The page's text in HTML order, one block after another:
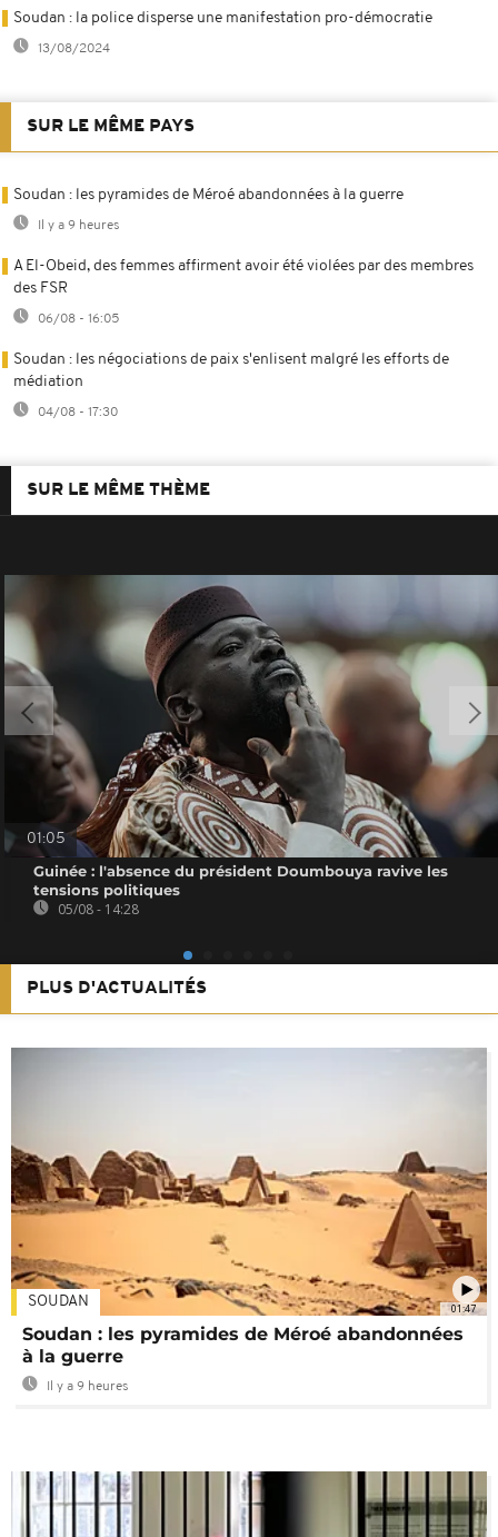
Soudan : la police disperse une manifestation pro-démocratie
13/08/2024
SUR LE MÊME PAYS
Soudan : les pyramides de Méroé abandonnées à la guerre
Il y a 9 heures
A El-Obeid, des femmes affirment avoir été violées par des membres
des FSR
06/08 - 16:05
Soudan : les négociations de paix s'enlisent malgré les efforts de
médiation
04/08 - 17:30
SUR LE MÊME THÈME
01:05
Guinée : l'absence du président Doumbouya ravive les
tensions politiques
05/08 - 14:28
PLUS D'ACTUALITÉS
01:47
SOUDAN
Soudan : les pyramides de Méroé abandonnées
à la guerre
Il y a 9 heures